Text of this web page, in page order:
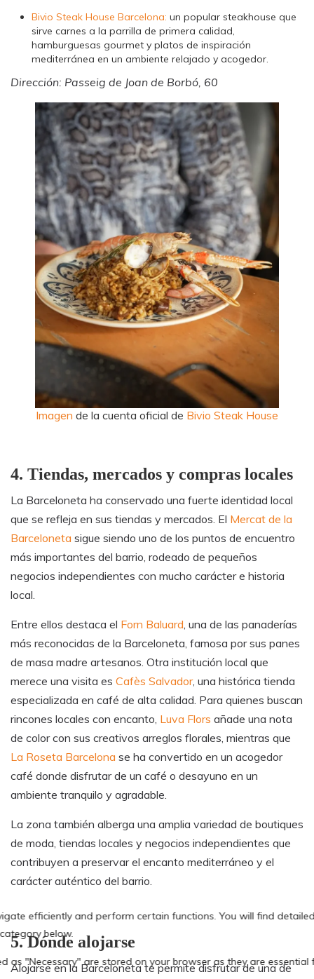
Bivio Steak House Barcelona: un popular steakhouse que
sirve carnes a la parrilla de primera calidad,
hamburguesas gourmet y platos de inspiración
mediterránea en un ambiente relajado y acogedor.
Dirección: Passeig de Joan de Borbó, 60
Imagen de la cuenta oficial de Bivio Steak House
4. Tiendas, mercados y compras locales
La Barceloneta ha conservado una fuerte identidad local
que se refleja en sus tiendas y mercados. El Mercat de la
Barceloneta sigue siendo uno de los puntos de encuentro
más importantes del barrio, rodeado de pequeños
negocios independientes con mucho carácter e historia
local.
Entre ellos destaca el Forn Baluard, una de las panaderías
más reconocidas de la Barceloneta, famosa por sus panes
de masa madre artesanos. Otra institución local que
merece una visita es Cafès Salvador, una histórica tienda
especializada en café de alta calidad. Para quienes buscan
rincones locales con encanto, Luva Flors añade una nota
de color con sus creativos arreglos florales, mientras que
La Roseta Barcelona se ha convertido en un acogedor
café donde disfrutar de un café o desayuno en un
ambiente tranquilo y agradable.
La zona también alberga una amplia variedad de boutiques
de moda, tiendas locales y negocios independientes que
contribuyen a preservar el encanto mediterráneo y el
carácter auténtico del barrio.
5. Dónde alojarse
Alojarse en la Barceloneta te permite disfrutar de una de